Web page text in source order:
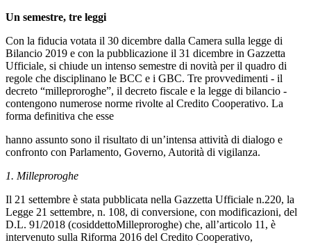
Un semestre, tre leggi
Con la fiducia votata il 30 dicembre dalla Camera sulla legge di
Bilancio 2019 e con la pubblicazione il 31 dicembre in Gazzetta
Ufficiale, si chiude un intenso semestre di novità per il quadro di
regole che disciplinano le BCC e i GBC. Tre provvedimenti - il
decreto “milleproroghe”, il decreto fiscale e la legge di bilancio -
contengono numerose norme rivolte al Credito Cooperativo. La
forma definitiva che esse
hanno assunto sono il risultato di un’intensa attività di dialogo e
confronto con Parlamento, Governo, Autorità di vigilanza.
1. Milleproroghe
Il 21 settembre è stata pubblicata nella Gazzetta Ufficiale n.220, la
Legge 21 settembre, n. 108, di conversione, con modificazioni, del
D.L. 91/2018 (cosiddettoMilleproroghe) che, all’articolo 11, è
intervenuto sulla Riforma 2016 del Credito Cooperativo,